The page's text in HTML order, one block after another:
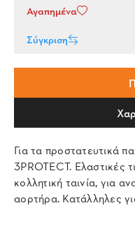
Αγαπημένα
Σύγκριση
Για τα προστατευτικά
3PROTECT. Ελαστικές
κολλητική ταινία, για
αορτήρα. Κατάλληλες